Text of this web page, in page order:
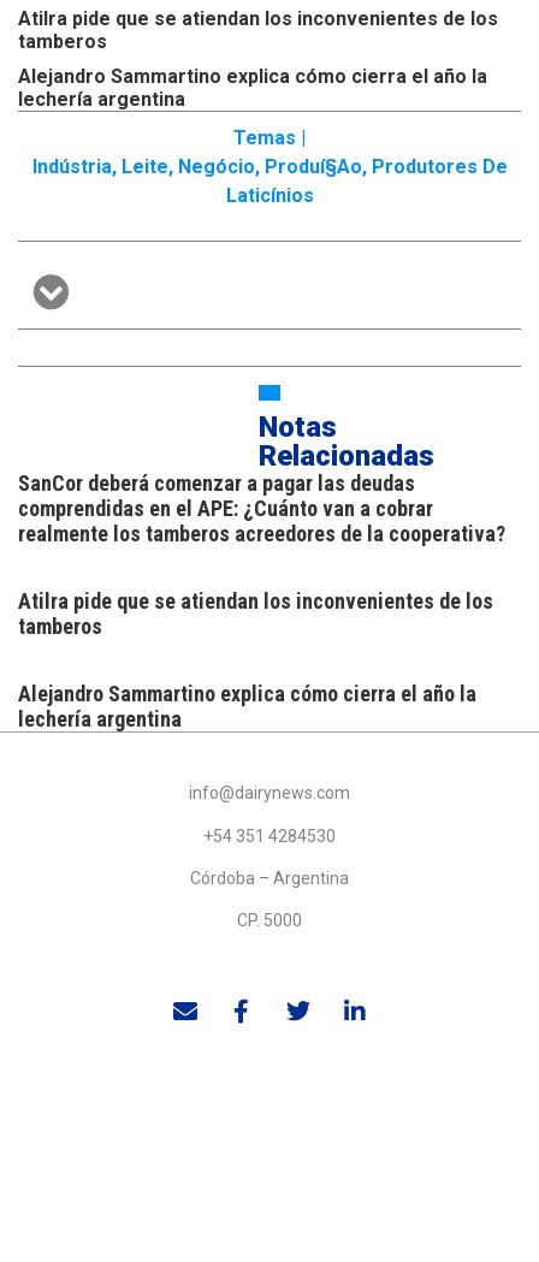
Atilra pide que se atiendan los inconvenientes de los
tamberos
Alejandro Sammartino explica cómo cierra el año la
lechería argentina
Temas |
Indústria, Leite, Negócio, Produí§ao, Produtores De
Laticínios
Notas
Relacionadas
SanCor deberá comenzar a pagar las deudas
comprendidas en el APE: ¿Cuánto van a cobrar
realmente los tamberos acreedores de la cooperativa?
Atilra pide que se atiendan los inconvenientes de los
tamberos
Alejandro Sammartino explica cómo cierra el año la
lechería argentina
info@dairynews.com
+54 351 4284530
Córdoba – Argentina
CP. 5000